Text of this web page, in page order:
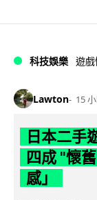
科技娛樂 遊戲
Lawton 15
日本二手
四成 "懷
感」